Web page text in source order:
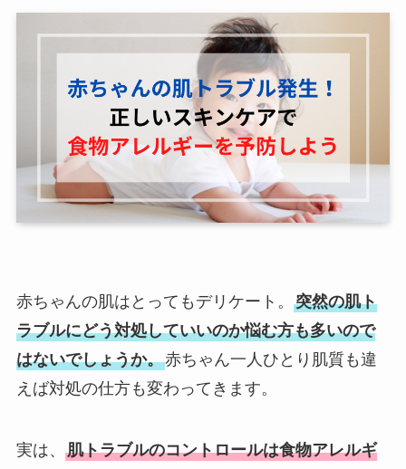
赤ちゃんの肌はとってもデリケート。 突然の肌ト
ラブルにどう対処していいのか悩む方も多いので
はないでしょうか。赤ちゃん一人ひとり肌質も違
えば対処の仕方も変わってきます。
実は、 肌トラブルのコントロールは食物アレルギ